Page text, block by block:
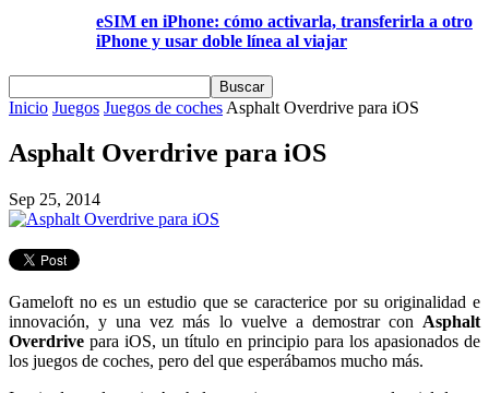
eSIM en iPhone: cómo activarla, transferirla a otro
iPhone y usar doble línea al viajar
Inicio Juegos Juegos de coches Asphalt Overdrive para iOS
Asphalt Overdrive para iOS
Sep 25, 2014
Gameloft no es un estudio que se caracterice por su originalidad e
innovación, y una vez más lo vuelve a demostrar con Asphalt
Overdrive para iOS, un título en principio para los apasionados de
los juegos de coches, pero del que esperábamos mucho más.